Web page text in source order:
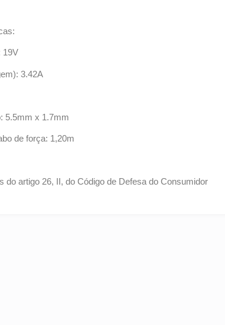
19V
3.42A
5.5mm x 1.7mm
de força: 1,20m
do artigo 26, II, do Código de Defesa do Consumidor